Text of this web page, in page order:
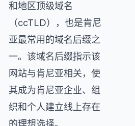
和地区顶级域名
（ccTLD），也是肯尼
亚最常用的域名后缀之
一。该域名后缀指示该
网站与肯尼亚相关，使
其成为肯尼亚企业、组
织和个人建立线上存在
的理想选择。